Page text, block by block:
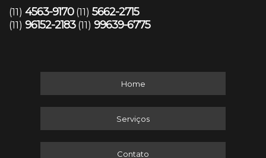
(11) 4563-9170 (11) 5662-2715
(11) 96152-2183 (11) 99639-6775
Home
Serviços
Contato